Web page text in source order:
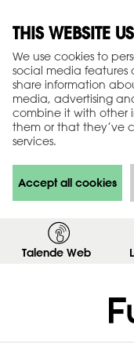
THIS WEBSITE
We use cookies to
social media features
share information
media, advertising
combine it with other
them or that they’ve
services.
Accept all cookies
Talende Web